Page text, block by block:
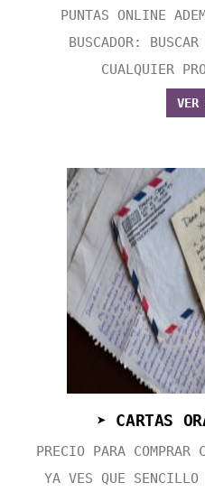
PUNTAS ONLINE
BUSCADOR:
CUALQUIER
VER
➤ CARTAS
PRECIO PARA COMPRAR
YA VES QUE